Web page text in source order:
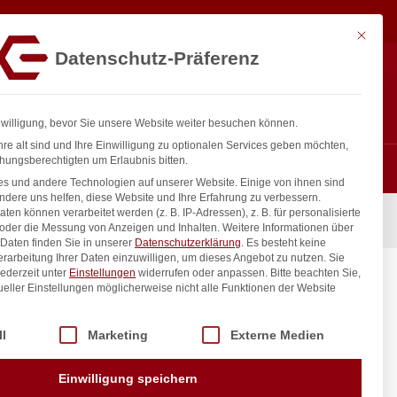
einzeln, HENDI, 4,5L, ø180x(H)420mm
inkl. / exkl. MwSt.
€ exkl. MwSt. In den Warenkorb
Mit
Datenschutz-Präferenz
bevor Sie unsere Website weiter besuchen können.
alt sind und Ihre Einwilligung zu optionalen Services geben möchten,
um Erlaubnis bitten.
und andere Technologien auf unserer Website. Einige von ihnen sind
uns helfen, diese Website und Ihre Erfahrung zu verbessern.
können verarbeitet werden (z. B. IP-Adressen), z. B. für personalisierte
die Messung von Anzeigen und Inhalten. Weitere Informationen über
finden Sie in unserer Datenschutzerklärung. Es besteht keine
Ihrer Daten einzuwilligen, um dieses Angebot zu nutzen. Sie
unter Einstellungen widerrufen oder anpassen. Bitte beachten Sie,
Einstellungen möglicherweise nicht alle Funktionen der Website
Service-Gruppen, für die eine Einwilligung erteilt werden kann.
Marketing Externe Medien
Einwilligung speichern